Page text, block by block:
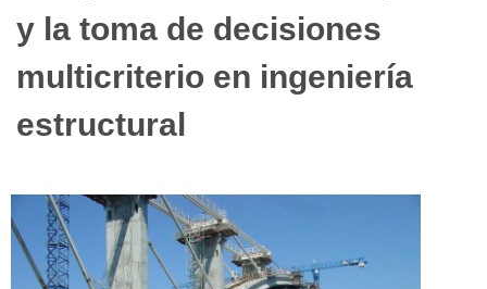
y la toma de decisiones
multicriterio en ingeniería
estructural